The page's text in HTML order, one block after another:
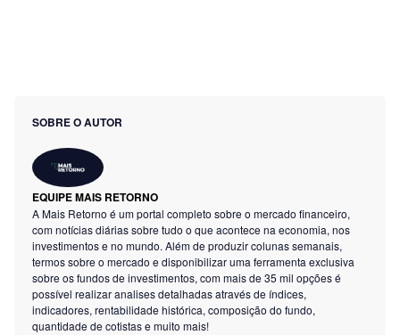
SOBRE O AUTOR
EQUIPE MAIS RETORNO
A Mais Retorno é um portal completo sobre o mercado financeiro,
com notícias diárias sobre tudo o que acontece na economia, nos
investimentos e no mundo. Além de produzir colunas semanais,
termos sobre o mercado e disponibilizar uma ferramenta exclusiva
sobre os fundos de investimentos, com mais de 35 mil opções é
possível realizar analises detalhadas através de índices,
indicadores, rentabilidade histórica, composição do fundo,
quantidade de cotistas e muito mais!